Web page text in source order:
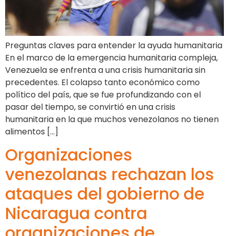
Preguntas claves para entender la ayuda humanitaria
En el marco de la emergencia humanitaria compleja,
Venezuela se enfrenta a una crisis humanitaria sin
precedentes. El colapso tanto económico como
político del país, que se fue profundizando con el
pasar del tiempo, se convirtió en una crisis
humanitaria en la que muchos venezolanos no tienen
alimentos […]
Organizaciones
venezolanas rechazan los
ataques del gobierno de
Nicaragua contra